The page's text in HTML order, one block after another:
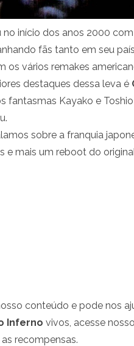
no início dos anos 2000
fãs tanto em seu
os vários remakes
destaques dessa leva é
fantasmas Kayako e
sobre a franquia
e mais um reboot do
conteúdo e pode nos
Inferno vivos, acesse nosso
recompensas.